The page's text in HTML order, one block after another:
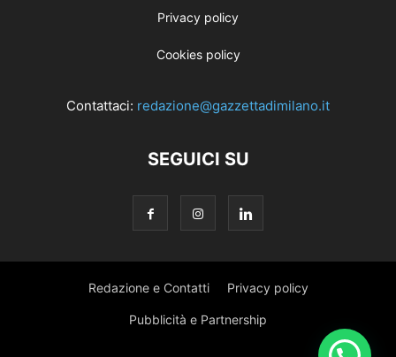
Privacy policy
Cookies policy
Contattaci: redazione@gazzettadimilano.it
SEGUICI SU
Redazione e Contatti Privacy policy
Pubblicità e Partnership